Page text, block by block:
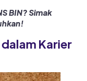
BIN? Simak
Karier